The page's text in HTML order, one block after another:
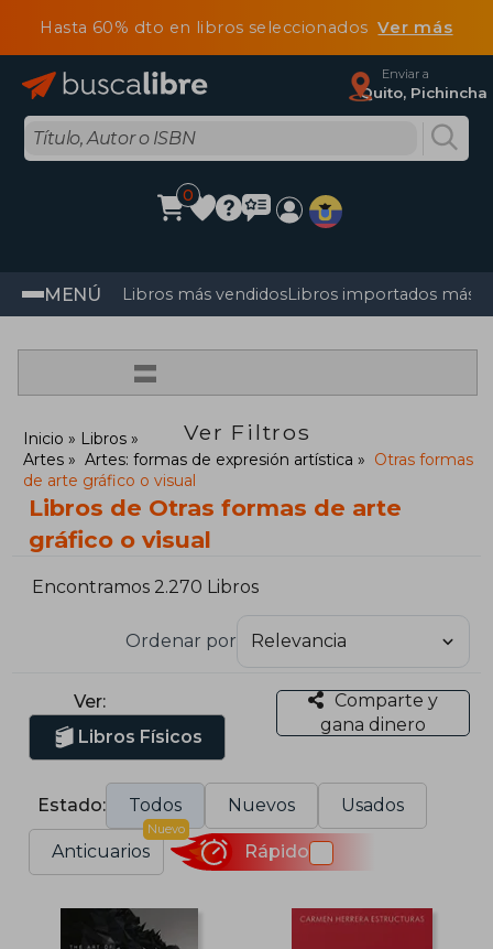
Hasta 60% dto en libros seleccionadosVer más
Enviar a
Quito, Pichincha
0
MENÚ Libros más vendidosLibros importados más
=
Ver Filtros
Inicio
Libros
Artes
Artes: formas de expresión artística
Otras formas
de arte gráfico o visual
Libros de Otras formas de arte
gráfico o visual
Encontramos 2.270 Libros
Ordenar por
Ver:
Libros Físicos
Comparte y
gana dinero
Estado: Todos Nuevos Usados
Anticuarios
Nuevo
Rápido